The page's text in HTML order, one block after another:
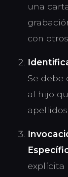
una
con
Se debe
al hijo
explícita